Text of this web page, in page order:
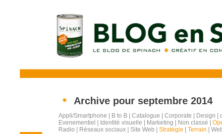
Archive pour septembre 2014
Appli/Smartphone B to B Catalogue Corporate Design
Evenementiel
Identité visuelle Marketing Non classé
Radio
Réseaux sociaux Site Web Stratégie Terrain